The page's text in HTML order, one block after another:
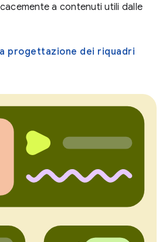
a contenuti utili dalle
progettazione dei riquadri